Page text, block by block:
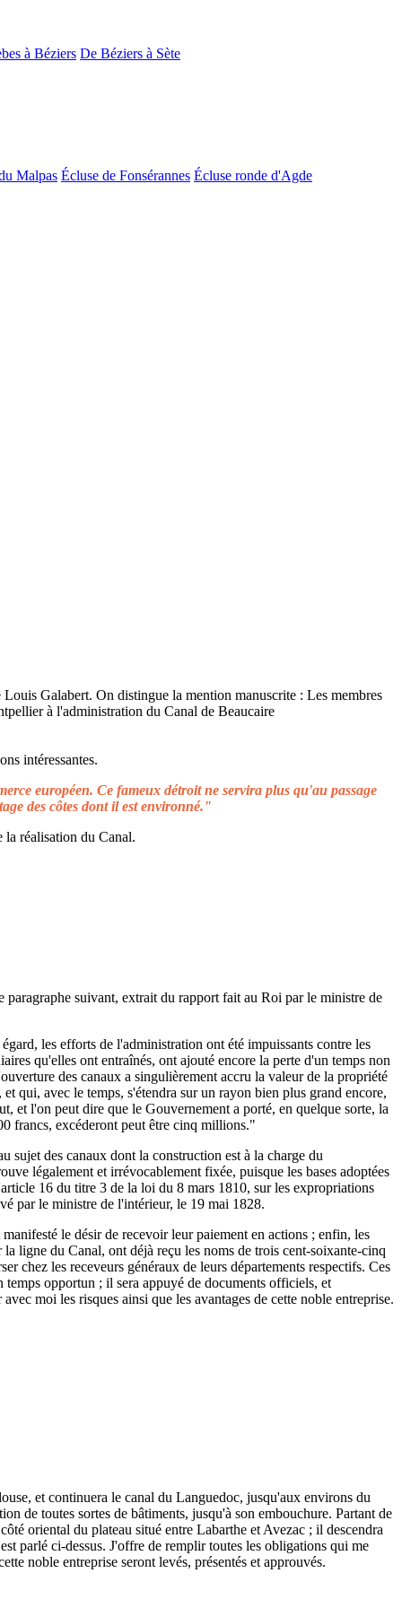
à Béziers De Béziers à Sète
Malpas Écluse de Fonsérannes Écluse ronde d'Agde
intéressantes.
européen. Ce fameux détroit ne servira plus qu'au passage
des côtes dont il est environné."
réalisation du Canal.
suivant, extrait du rapport fait au Roi par le ministre de
les efforts de l'administration ont été impuissants contre les
qu'elles ont entraînés, ont ajouté encore la perte d'un temps non
des canaux a singulièrement accru la valeur de la propriété
qui, avec le temps, s'étendra sur un rayon bien plus grand encore,
et l'on peut dire que le Gouvernement a porté, en quelque sorte, la
francs, excéderont peut être cinq millions."
sujet des canaux dont la construction est à la charge du
légalement et irrévocablement fixée, puisque les bases adoptées
16 du titre 3 de la loi du 8 mars 1810, sur les expropriations
par le ministre de l'intérieur, le 19 mai 1828.
le désir de recevoir leur paiement en actions ; enfin, les
ligne du Canal, ont déjà reçu les noms de trois cent-soixante-cinq
chez les receveurs généraux de leurs départements respectifs. Ces
temps opportun ; il sera appuyé de documents officiels, et
moi les risques ainsi que les avantages de cette noble entreprise.
et continuera le canal du Languedoc, jusqu'aux environs du
de toutes sortes de bâtiments, jusqu'à son embouchure. Partant de
oriental du plateau situé entre Labarthe et Avezac ; il descendra
parlé ci-dessus. J'offre de remplir toutes les obligations qui me
noble entreprise seront levés, présentés et approuvés.